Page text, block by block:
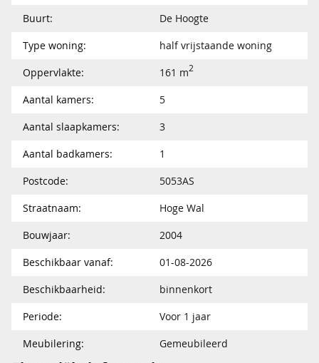
Buurt:
De Hoogte
Type woning:
half vrijstaande woning
Oppervlakte:
161 m2
Aantal kamers:
5
Aantal slaapkamers:
3
Aantal badkamers:
1
Postcode:
5053AS
Straatnaam:
Hoge Wal
Bouwjaar:
2004
Beschikbaar vanaf:
01-08-2026
Beschikbaarheid:
binnenkort
Periode:
Voor 1 jaar
Meubilering:
Gemeubileerd